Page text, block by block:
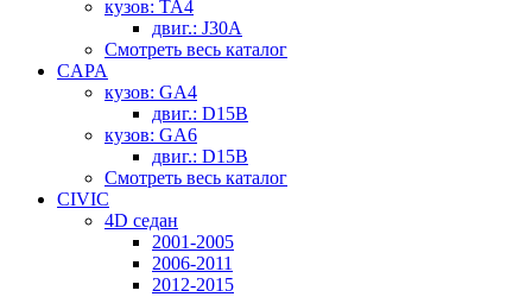
кузов: TA4
двиг.: J30A
Смотреть весь каталог
CAPA
кузов: GA4
двиг.: D15B
кузов: GA6
двиг.: D15B
Смотреть весь каталог
CIVIC
4D седан
2001-2005
2006-2011
2012-2015